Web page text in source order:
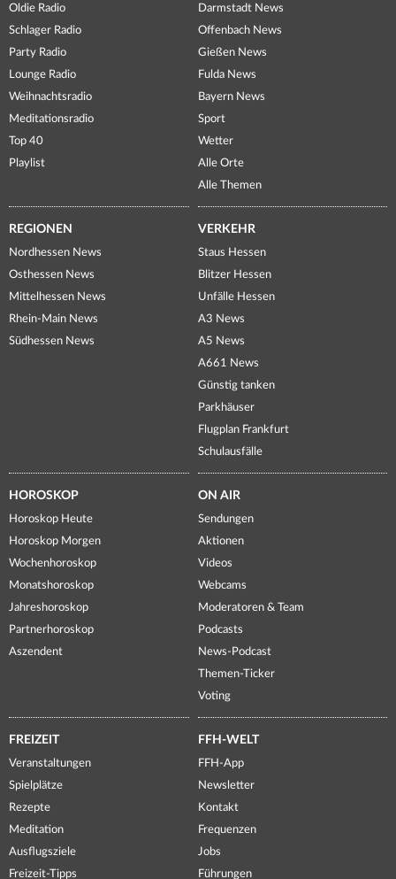
Oldie Radio
Schlager Radio
Party Radio
Lounge Radio
Weihnachtsradio
Meditationsradio
Top 40
Playlist
Darmstadt News
Offenbach News
Gießen News
Fulda News
Bayern News
Sport
Wetter
Alle Orte
Alle Themen
REGIONEN
Nordhessen News
Osthessen News
Mittelhessen News
Rhein-Main News
Südhessen News
VERKEHR
Staus Hessen
Blitzer Hessen
Unfälle Hessen
A3 News
A5 News
A661 News
Günstig tanken
Parkhäuser
Flugplan Frankfurt
Schulausfälle
HOROSKOP
Horoskop Heute
Horoskop Morgen
Wochenhoroskop
Monatshoroskop
Jahreshoroskop
Partnerhoroskop
Aszendent
ON AIR
Sendungen
Aktionen
Videos
Webcams
Moderatoren & Team
Podcasts
News-Podcast
Themen-Ticker
Voting
FREIZEIT
Veranstaltungen
Spielplätze
Rezepte
Meditation
Ausflugsziele
Freizeit-Tipps
FFH-WELT
FFH-App
Newsletter
Kontakt
Frequenzen
Jobs
Führungen